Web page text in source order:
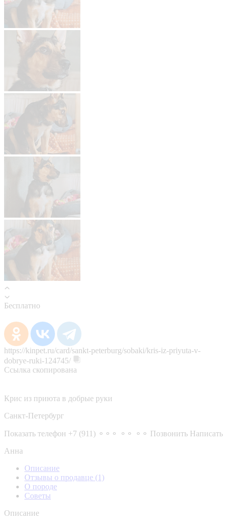
Бесплатно
https://kinpet.ru/card/sankt-peterburg/sobaki/kris-iz-priyuta-v-
dobrye-ruki-124745/
Ссылка скопирована
Крис из приюта в добрые руки
Санкт-Петербург
Показать телефон +7 (911) ⚬⚬⚬ ⚬⚬ ⚬⚬ Позвонить Написать
Анна
Описание
Отзывы о продавце (1)
О породе
Советы
Описание